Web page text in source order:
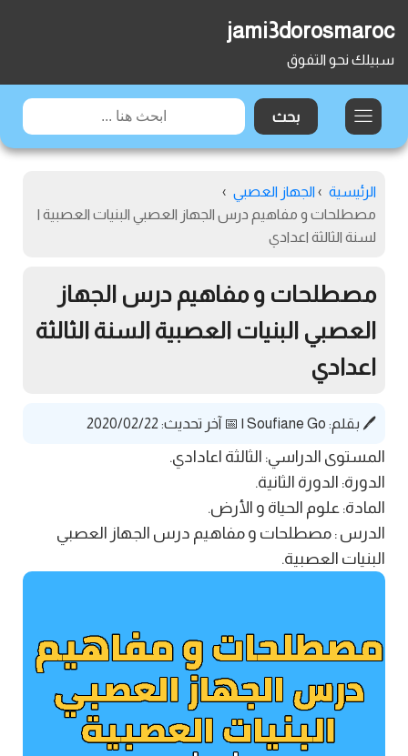
jami3dorosmaroc
سبيلك نحو التفوق
الرئيسية › الجهاز العصبي ›
مصطلحات و مفاهيم درس الجهاز العصبي البنيات العصبية ا
لسنة الثالثة اعدادي
مصطلحات و مفاهيم درس الجهاز
العصبي البنيات العصبية السنة الثالثة
اعدادي
🖊️ بقلم: Soufiane Go
| 📅 آخر تحديث: 2020/02/22
المستوى الدراسي: الثالثة اعادادي.
الدورة: الدورة الثانية.
المادة: علوم الحياة و الأرض.
الدرس : مصطلحات و مفاهيم درس الجهاز العصبي
البنيات العصبية.